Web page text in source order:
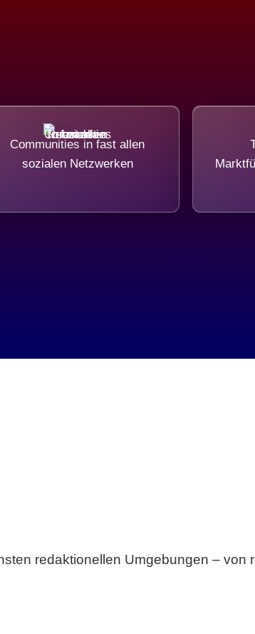
Communities in fast allen
sozialen Netzwerken
redaktionellen Umgebungen –